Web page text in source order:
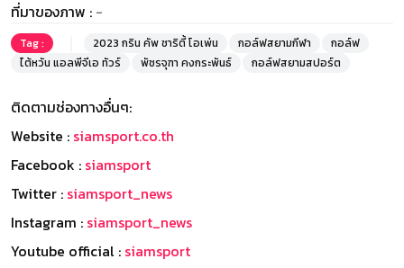
ที่มาของภาพ : -
Tag : 2023 กริน คัพ ชาริตี้ โอเพ่น กอล์ฟสยามกีฬา
กอล์ฟ
ไต้หวัน แอลพีจีเอ ทัวร์
พัชรจุฑา คงกระพันธ์ กอล์ฟสยามสปอร์ต
ติดตามช่องทางอื่นๆ:
Website : siamsport.co.th
Facebook : siamsport
Twitter : siamsport_news
Instagram : siamsport_news
Youtube official : siamsport